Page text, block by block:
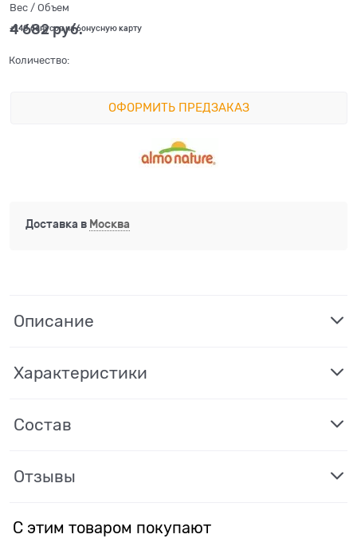
Вес / Объем
4 682 руб.
+140 бонусов на бонусную карту
Количество:
ОФОРМИТЬ ПРЕДЗАКАЗ
Доставка в Москва
Описание
Характеристики
Состав
Отзывы
С этим товаром покупают